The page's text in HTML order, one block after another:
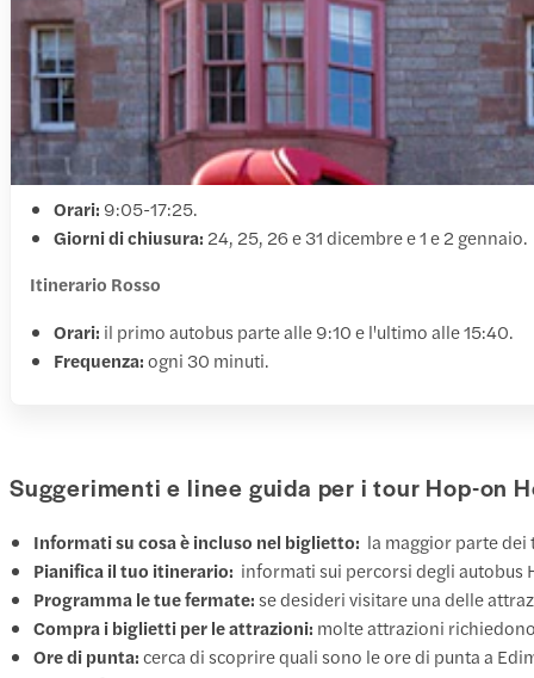
Orari: 9:05-17:25.
Giorni di chiusura: 24, 25, 26 e 31 dicembre e 1 e 2 gennaio.
Itinerario Rosso
Orari: il primo autobus parte alle 9:10 e l'ultimo alle 15:40.
Frequenza:ogni 30 minuti.
Suggerimenti e linee guida per i tour Hop-on
Informati su cosa è incluso nel biglietto: la maggior parte
Pianifica il tuo itinerario: informati sui percorsi degli
Programma le tue fermate:se desideri visitare una delle
Compra i biglietti per le attrazioni: molte attrazioni
Ore di punta:cerca di scoprire quali sono le ore di punta a